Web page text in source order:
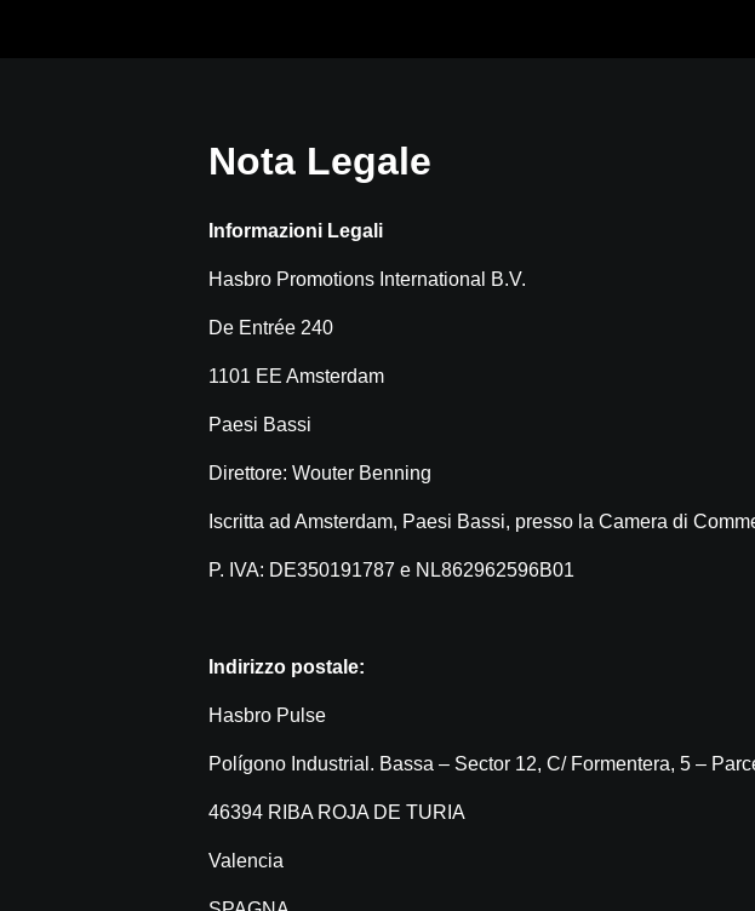
Nota Legale
Informazioni Legali
Hasbro Promotions International B.V.
De Entrée 240
1101 EE Amsterdam
Paesi Bassi
Direttore: Wouter Benning
Iscritta ad Amsterdam, Paesi Bassi, presso la Camera di
P. IVA: DE350191787 e NL862962596B01
Indirizzo postale:
Hasbro Pulse
Polígono Industrial. Bassa – Sector 12, C/ Formentera, 5 –
46394 RIBA ROJA DE TURIA
Valencia